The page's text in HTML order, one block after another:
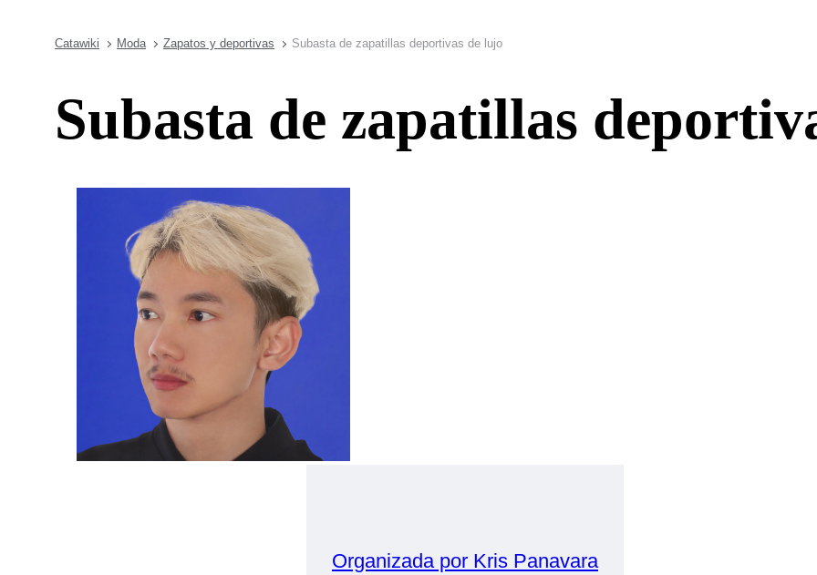
Catawiki Moda Zapatos y deportivas Subasta de zapatillas deportivas de lujo
Subasta de zapatillas
Organizada por Kris Panavara